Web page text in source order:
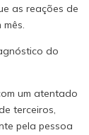
as reações de
do
um atentado
terceiros,
pela pessoa